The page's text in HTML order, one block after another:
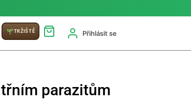
TRŽIŠTĚ Přihlásit se
parazitům